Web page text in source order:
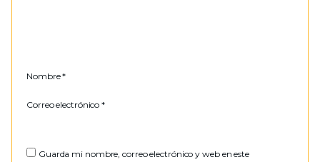
Nombre*
Correo electrónico*
Guarda mi nombre, correo electrónico y web en este